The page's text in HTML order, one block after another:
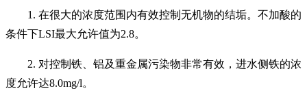
1. 在很大的浓度范围内有效控制无机物的结垢。不加酸的
条件下LSI最大允许值为2.8。
2. 对控制铁、铝及重金属污染物非常有效，进水侧铁的浓
度允许达8.0mg/l。